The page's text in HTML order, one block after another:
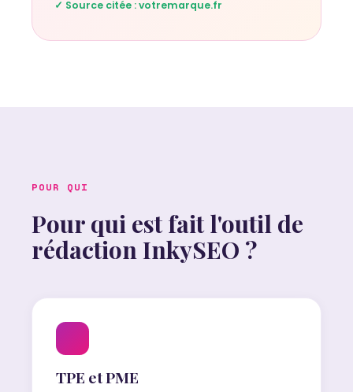
✓ Source citée : votremarque.fr
POUR QUI
Pour qui est fait l'outil de
rédaction InkySEO ?
TPE et PME